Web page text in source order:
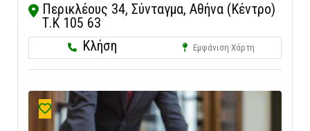
Περικλέους 34, Σύνταγμα, Αθήνα (Κέντρο)
Τ.Κ 105 63
Κλήση
Εμφάνιση Χάρτη